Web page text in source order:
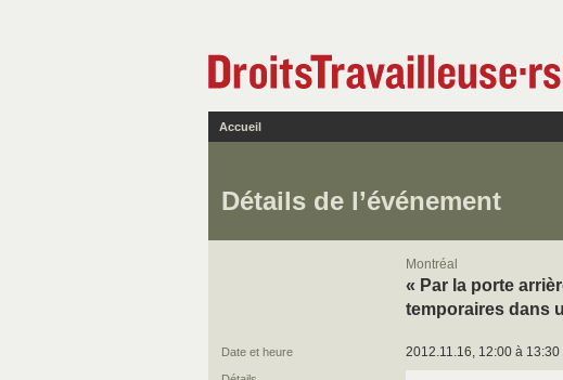
Accueil
Détails de l’événement
Montréal
« Par la porte
temporaires dans
Date et heure 2012.11.16, 12:00 à 13:30